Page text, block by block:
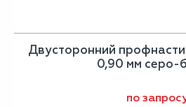
Двусторонний
0,90 мм серо-
по